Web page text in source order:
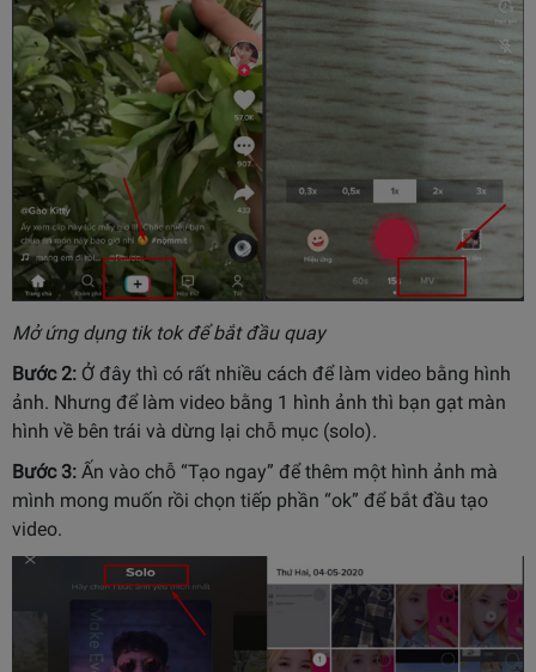
Mở ứng dụng tik tok để bắt đầu quay
Bước 2: Ở đây thì có rất nhiều cách để làm video bằng hình
ảnh. Nhưng để làm video bằng 1 hình ảnh thì bạn gạt màn
hình về bên trái và dừng lại chỗ mục (solo).
Bước 3: Ấn vào chỗ “Tạo ngay” để thêm một hình ảnh mà
mình mong muốn rồi chọn tiếp phần “ok” để bắt đầu tạo
video.